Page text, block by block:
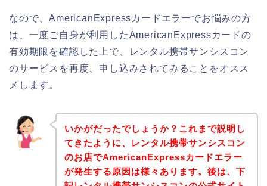
なので、AmericanExpressカードエラーでお悩みの方
は、一度ご自身が利用したAmericanExpressカードの
有効期限を確認した上で、レンタル携帯サンシスコン
のサービスを再度、申し込みされてみることをオスス
メします。
いかがだったでしょうか？これまで説明し
てきたように、レンタル携帯サンシスコン
のお店でAmericanExpressカードエラー
が発生する原因は様々あります。後は、下